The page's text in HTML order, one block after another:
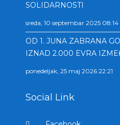
SOLIDARNOSTI
sreda, 10 septembar 2025 08:14
OD 1. JUNA ZABRANA
IZNAD 2.000 EVRA
ponedeljak, 25 maj 2026 22:21
Social Link